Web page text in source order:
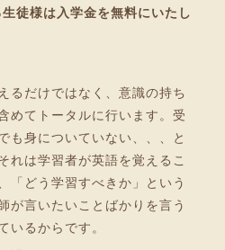
徒様は入学金を無料にいたし
るだけではなく、意識の持ち
めてトータルに行います。受
も身についていない、、、と
れは学習者が英語を覚えるこ
「どう学習すべきか」という
が言いたいことばかりを言う
いるからです。